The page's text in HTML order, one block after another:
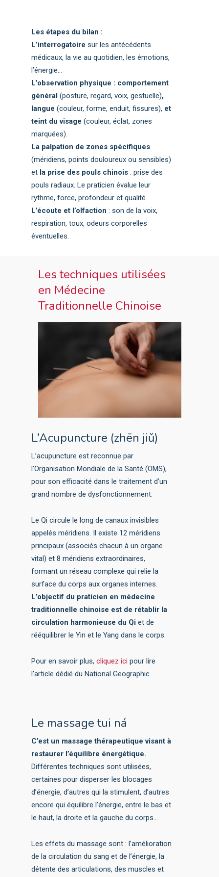
Les étapes du bilan :
L’interrogatoiresur les antécédents
médicaux, la vie au quotidien, les émotions,
l’énergie…
L’observation physique : comportement
général(posture, regard, voix, gestuelle),
langue (couleur, forme, enduit, fissures), et
teint du visage (couleur, éclat, zones
marquées).
La palpation de zones spécifiques
(méridiens, points douloureux ou sensibles)
et la prise des pouls chinois : prise des
pouls radiaux. Le praticien évalue leur
rythme, force, profondeur et qualité.
L’écoute et l’olfaction: son de la voix,
respiration, toux, odeurs corporelles
éventuelles.
Les techniques utilisées
en Médecine
Traditionnelle Chinoise
L’Acupuncture (zhēn jiǔ)
L’acupuncture est reconnue par
l’Organisation Mondiale de la Santé (OMS),
pour son efficacité dans le traitement d’un
grand nombre de dysfonctionnement.
Le Qi circule le long de canaux invisibles
appelés méridiens. Il existe 12 méridiens
principaux (associés chacun à un organe
vital) et 8 méridiens extraordinaires,
formant un réseau complexe qui relie la
surface du corps aux organes internes.
L’objectif du praticien en médecine
traditionnelle chinoise est de rétablir la
circulation harmonieuse du Qi et de
rééquilibrer le Yin et le Yang dans le corps.
Pour en savoir plus,cliquez ici pour lire
l’article dédié du National Geographic.
Le massage tui ná
C’est un massage thérapeutique visant à
restaurer l’équilibre énergétique.
Différentes techniques sont utilisées,
certaines pour disperser les blocages
d’énergie, d’autres qui la stimulent, d’autres
encore qui équilibre l’énergie, entre le bas et
le haut, la droite et la gauche du corps…
Les effets du massage sont : l’amélioration
de la circulation du sang et de l’énergie, la
détente des articulations, des muscles et